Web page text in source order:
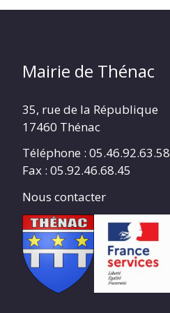
Mairie de Thénac
35, rue de la République
17460 Thénac
Téléphone : 05.46.92.63.58
Fax : 05.92.46.68.45
Nous contacter